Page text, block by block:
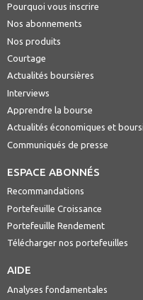
Pourquoi vous inscrire
Nos abonnements
Nos produits
Courtage
Actualités boursières
Interviews
Apprendre la bourse
Actualités économiques et
Communiqués de presse
ESPACE ABONNÉS
Recommandations
Portefeuille Croissance
Portefeuille Rendement
Télécharger nos portefeuilles
AIDE
Analyses fondamentales